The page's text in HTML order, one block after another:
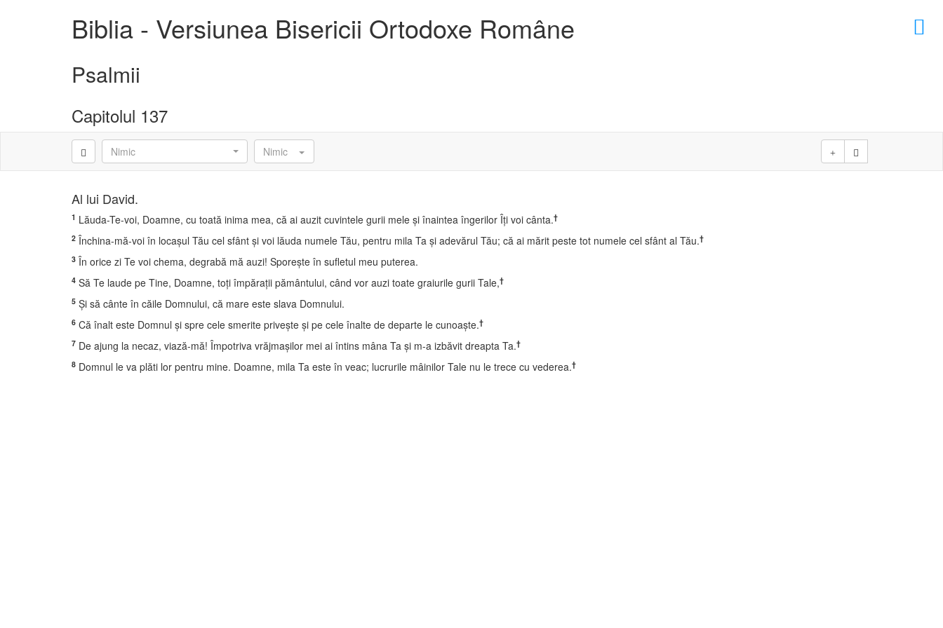
×
Biblia - Versiunea Bisericii Ortodoxe Române
Psalmii
Capitolul 137
Nimic Nimic
Al lui David.
1 Lăuda-Te-voi, Doamne, cu toată inima mea, că ai auzit cuvintele gurii mele şi înaintea îngerilor Îţi voi cânta.†
2 Închina-mă-voi în locaşul Tău cel sfânt şi voi lăuda numele Tău, pentru mila Ta şi adevărul Tău; că ai mărit peste tot numele cel sfânt al Tău.†
3 În orice zi Te voi chema, degrabă mă auzi! Sporeşte în sufletul meu puterea.
4 Să Te laude pe Tine, Doamne, toţi împăraţii pământului, când vor auzi toate graiurile gurii Tale,†
5 Şi să cânte în căile Domnului, că mare este slava Domnului.
6 Că înalt este Domnul şi spre cele smerite priveşte şi pe cele înalte de departe le cunoaşte.†
7 De ajung la necaz, viază-mă! Împotriva vrăjmaşilor mei ai întins mâna Ta şi m-a izbăvit dreapta Ta.†
8 Domnul le va plăti lor pentru mine. Doamne, mila Ta este în veac; lucrurile mâinilor Tale nu le trece cu vederea.†